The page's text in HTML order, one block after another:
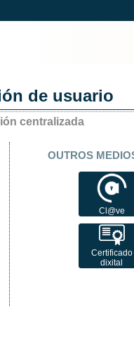
de usuario
centralizada
OUTROS
Cl@ve
Certificado
dixital